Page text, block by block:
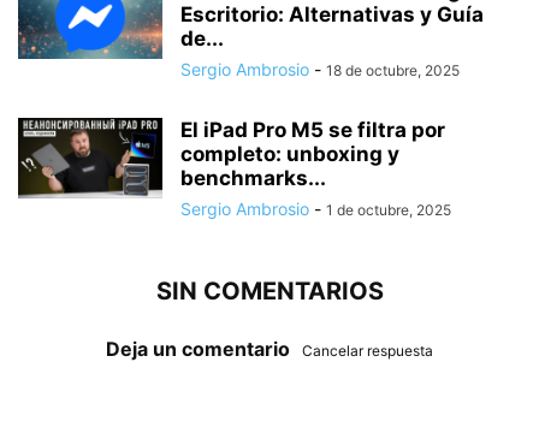
Escritorio: Alternativas y Guía
de...
Sergio Ambrosio - 18 de octubre, 2025
El iPad Pro M5 se filtra por
completo: unboxing y
benchmarks...
Sergio Ambrosio - 1 de octubre, 2025
SIN COMENTARIOS
Deja un comentario Cancelar respuesta